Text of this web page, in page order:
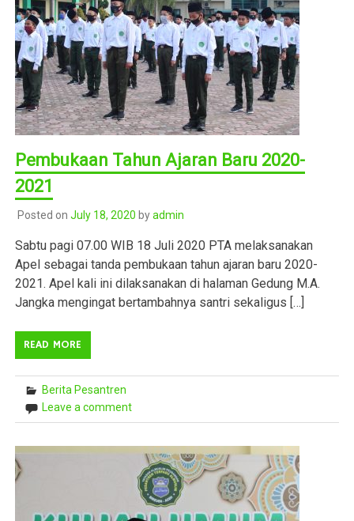
Pembukaan Tahun Ajaran Baru 2020-
2021
Posted on July 18, 2020 byadmin
Sabtu pagi 07.00 WIB 18 Juli 2020 PTA melaksanakan
Apel sebagai tanda pembukaan tahun ajaran baru 2020-
2021. Apel kali ini dilaksanakan di halaman Gedung M.A.
Jangka mengingat bertambahnya santri sekaligus […]
READ MORE
Berita Pesantren
Leave a comment